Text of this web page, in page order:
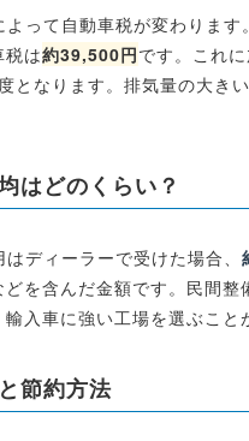
って自動車税が変わりま
税は約39,500円です。これ
となります。排気量の大き
はどのくらい？
ディーラーで受けた場合、
を含んだ金額です。民間
入車に強い工場を選ぶこと
節約方法